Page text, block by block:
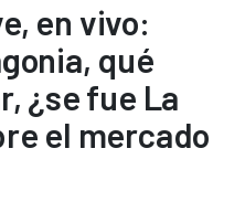
en vivo:
qué
¿se fue La
el mercado